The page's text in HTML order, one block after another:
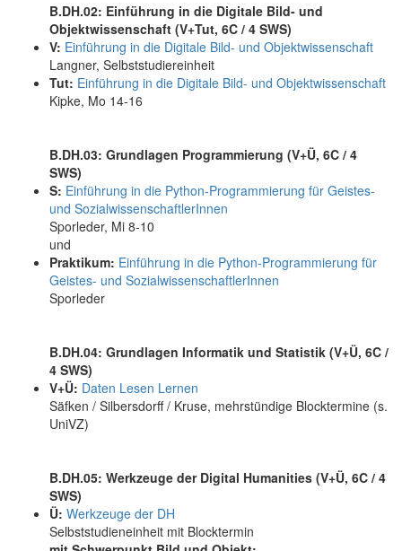
B.DH.02: Einführung in die Digitale Bild- und
Objektwissenschaft (V+Tut, 6C / 4 SWS)
V: Einführung in die Digitale Bild- und Objektwissenschaft
Langner, Selbststudiereinheit
Tut: Einführung in die Digitale Bild- und Objektwissenschaft
Kipke, Mo 14-16
B.DH.03: Grundlagen Programmierung (V+Ü, 6C / 4
SWS)
S: Einführung in die Python-Programmierung für Geistes-
und SozialwissenschaftlerInnen
Sporleder, Mi 8-10
und
Praktikum: Einführung in die Python-Programmierung für
Geistes- und SozialwissenschaftlerInnen
Sporleder
B.DH.04: Grundlagen Informatik und Statistik (V+Ü, 6C /
4 SWS)
V+Ü: Daten Lesen Lernen
Säfken / Silbersdorff / Kruse, mehrstündige Blocktermine (s.
UniVZ)
B.DH.05: Werkzeuge der Digital Humanities (V+Ü, 6C / 4
SWS)
Ü: Werkzeuge der DH
Selbststudieneinheit mit Blocktermin